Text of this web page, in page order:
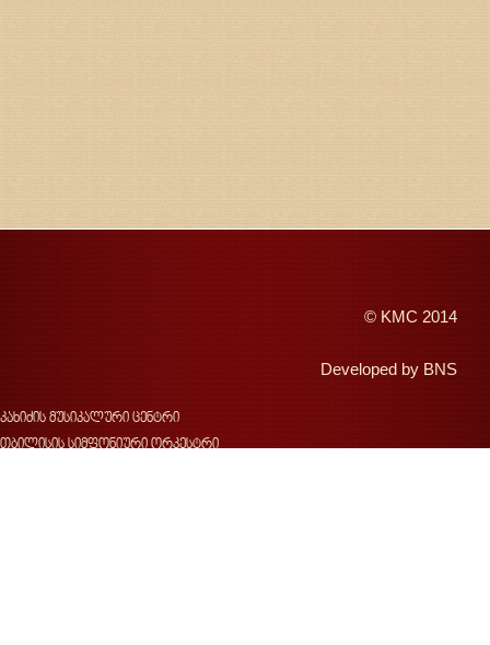
© KMC 2014
Developed by BNS
კახიძის მუსიკალური ცენტრი
თბილისის სიმფონიური ორკესტრი